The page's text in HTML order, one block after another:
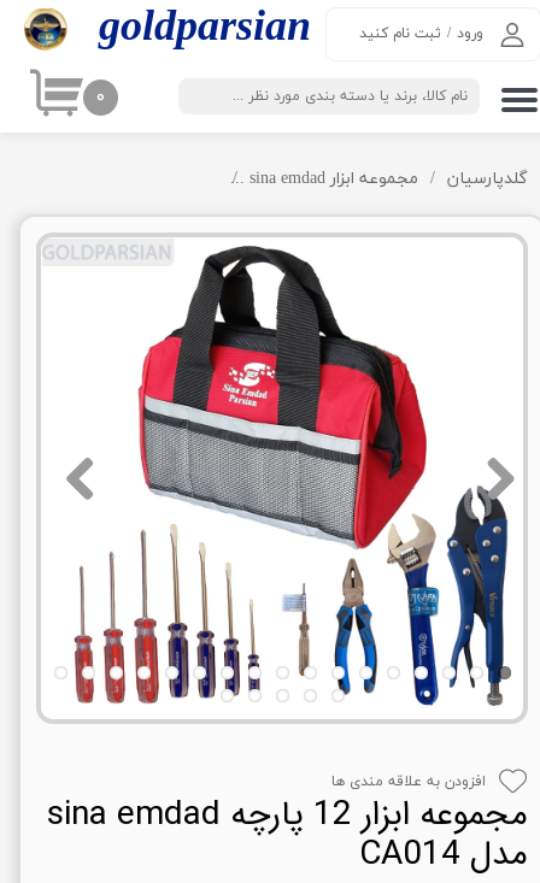
goldparsian​​​​​​​ ورود / ثبت نام کنید
حساب کاربری من
تغییر گذر واژه
سفارشات
خروج از حساب کاربری
۰
گلدپارسیان مجموعه ابزار sina emdad
مجموعه ابزار 12 پارچه sina emdad
مدل CA014
افزودن به علاقه مندی ها